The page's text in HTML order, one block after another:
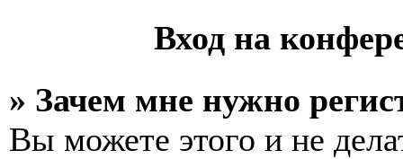
Вход на
» Зачем мне нужно
Вы можете этого и не